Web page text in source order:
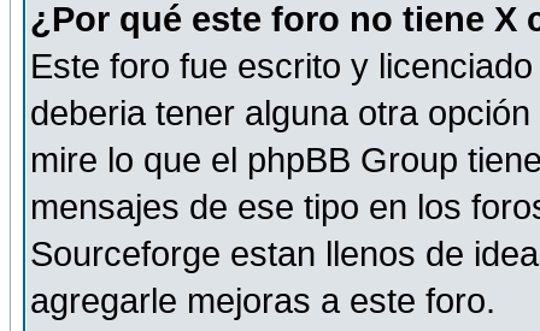
¿Por qué este foro no tiene X
Este foro fue escrito y
deberia tener alguna otra
mire lo que el phpBB Group
mensajes de ese tipo en los
Sourceforge estan llenos de
agregarle mejoras a este foro.